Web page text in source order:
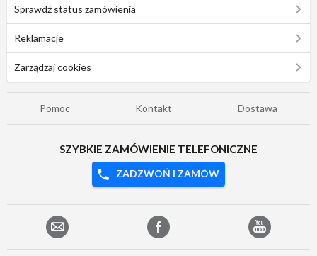
Sprawdź status zamówienia
Reklamacje
Zarządzaj cookies
Pomoc Kontakt Dostawa
SZYBKIE ZAMÓWIENIE TELEFONICZNE
ZADZWOŃ I ZAMÓW